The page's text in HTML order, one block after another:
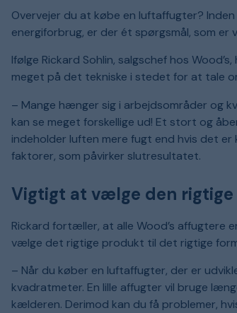
Overvejer du at købe en luftaffugter?
energiforbrug, er der ét spørgsmål, som er
Ifølge Rickard Sohlin, salgschef hos
meget på det tekniske i stedet for at tale
– Mange hænger sig i arbejdsområder og
kan se meget forskellige ud! Et stort og
indeholder luften mere fugt end hvis det
faktorer, som påvirker slutresultatet.
Vigtigt at vælge den
Rickard fortæller, at alle Wood’s affugtere
vælge det rigtige produkt til det rigtige
– Når du køber en luftaffugter, der er
kvadratmeter. En lille affugter vil bruge
kælderen. Derimod kan du få problemer,